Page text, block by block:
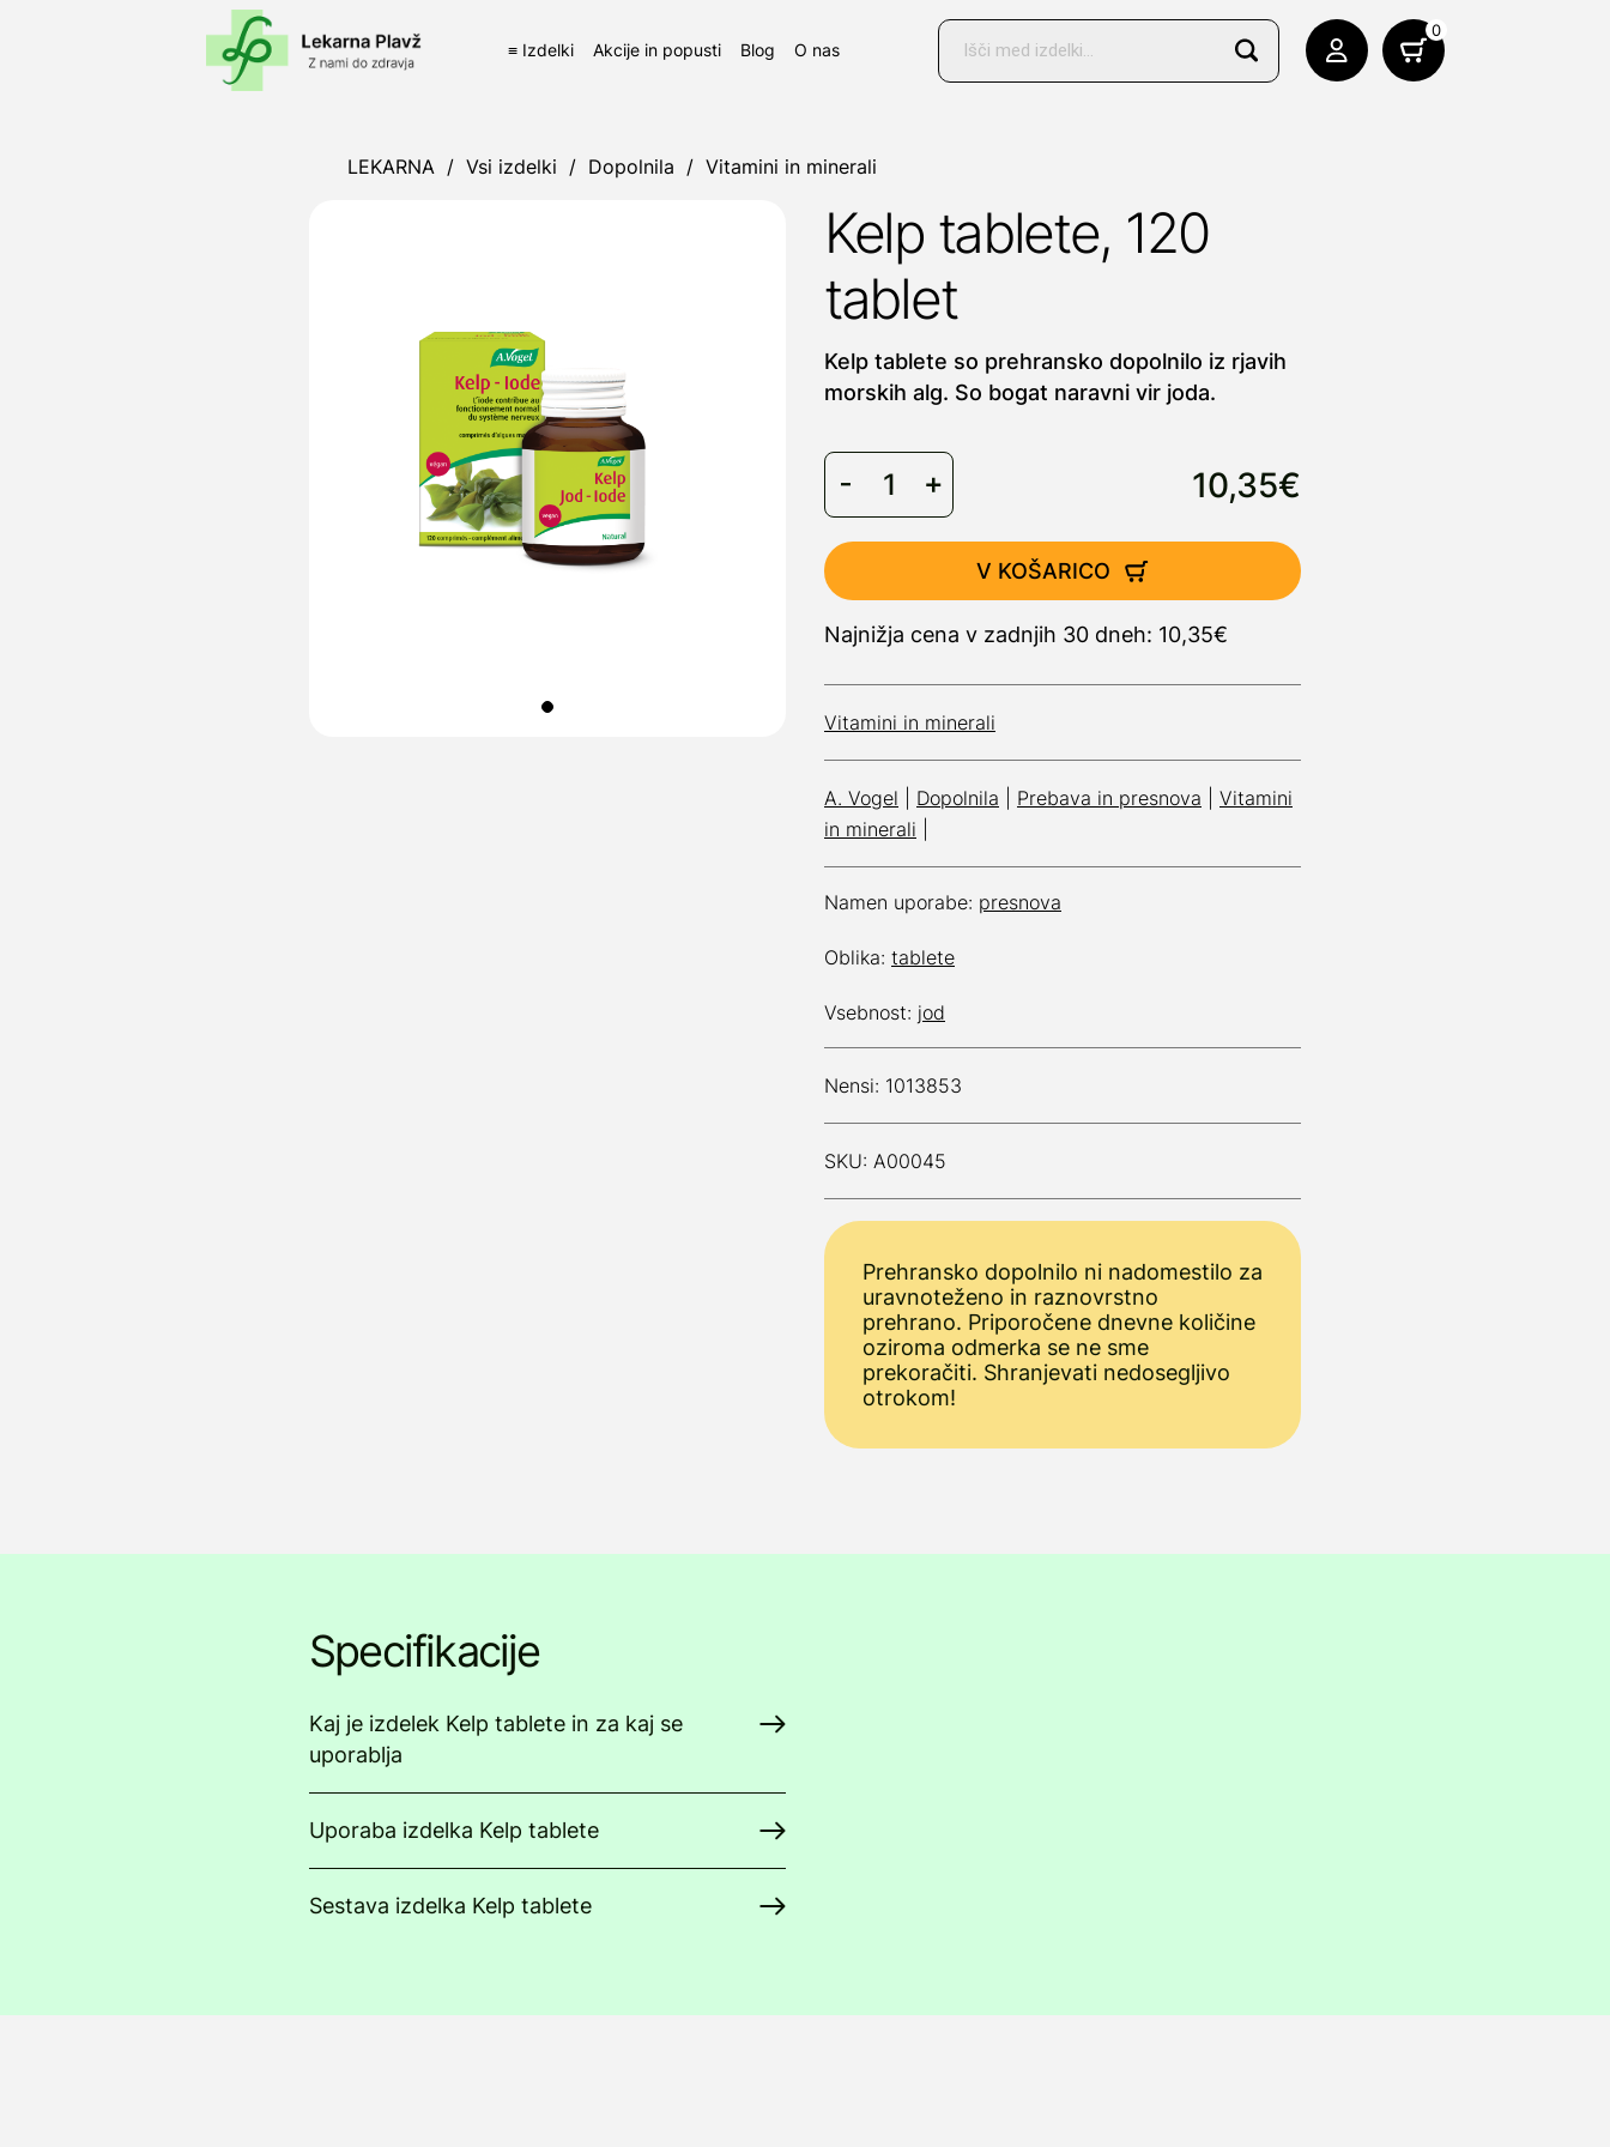
≡ Izdelki Akcije in popusti Blog O nas
Products
search
0
LEKARNA / Vsi izdelki / Dopolnila / Vitamini in minerali
Kelp tablete, 120
tablet
Kelp tablete so prehransko dopolnilo iz rjavih
morskih alg. So bogat naravni vir joda.
10,35€
V KOŠARICO
Najnižja cena v zadnjih 30 dneh: 10,35€
Vitamini in minerali
A. Vogel Dopolnila Prebava in presnova
Vitamini
in minerali
Namen uporabe: presnova
Oblika: tablete
Vsebnost: jod
Nensi: 1013853
SKU: A00045
Prehransko dopolnilo ni nadomestilo za
uravnoteženo in raznovrstno
prehrano. Priporočene dnevne količine
oziroma odmerka se ne sme
prekoračiti. Shranjevati nedosegljivo
otrokom!
Specifikacije
Kaj je izdelek Kelp tablete in za kaj se
uporablja
Uporaba izdelka Kelp tablete
Sestava izdelka Kelp tablete